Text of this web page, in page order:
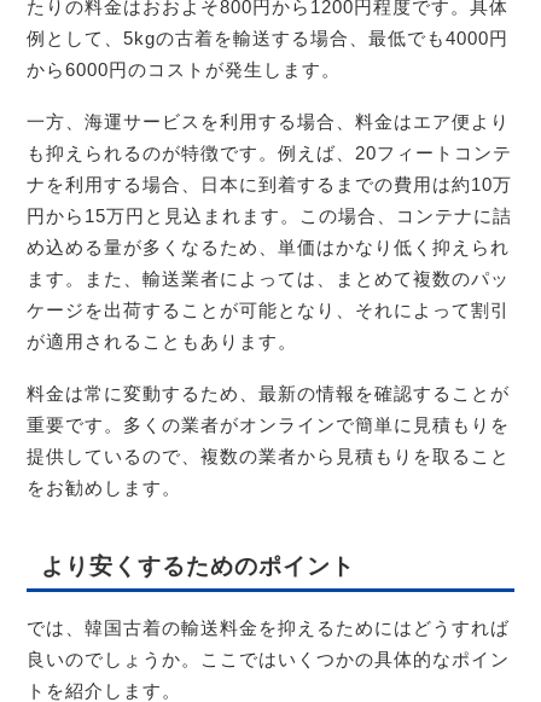
たりの料金はおおよそ800円から1200円程度です。具体
例として、5kgの古着を輸送する場合、最低でも4000円
から6000円のコストが発生します。
一方、海運サービスを利用する場合、料金はエア便より
も抑えられるのが特徴です。例えば、20フィートコンテ
ナを利用する場合、日本に到着するまでの費用は約10万
円から15万円と見込まれます。この場合、コンテナに詰
め込める量が多くなるため、単価はかなり低く抑えられ
ます。また、輸送業者によっては、まとめて複数のパッ
ケージを出荷することが可能となり、それによって割引
が適用されることもあります。
料金は常に変動するため、最新の情報を確認することが
重要です。多くの業者がオンラインで簡単に見積もりを
提供しているので、複数の業者から見積もりを取ること
をお勧めします。
より安くするためのポイント
では、韓国古着の輸送料金を抑えるためにはどうすれば
良いのでしょうか。ここではいくつかの具体的なポイン
トを紹介します。